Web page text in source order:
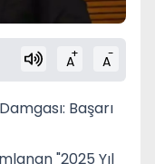
A+ A-
Başarı
"2025 Yıl